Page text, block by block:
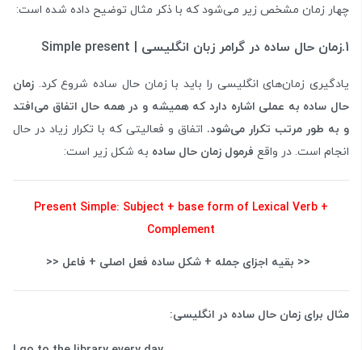
چهار زمان مشخص زیر می‌شود که با ذکر مثال توضیح داده شده است:
1.زمان حال ساده در گرامر زبان انگلیسی | Simple present
یادگیری زمان‌های انگلیسی را باید با زمان حال ساده شروع کرد. زمان
حال ساده به عملی اشاره دارد که همیشه و در همه حال اتفاق می‌افتد
و به طور مرتب تکرار می‌شود. اتفاق و فعالیتی که با تکرار زیاد در حال
انجام است. در واقع فرمول زمان حال ساده به شکل زیر است:
Present Simple: Subject + base form of Lexical Verb +
Complement
<< بقیه اجزای جمله + شکل ساده فعل اصلی + فاعل <<
مثال برای زمان حال ساده در انگلیسی: